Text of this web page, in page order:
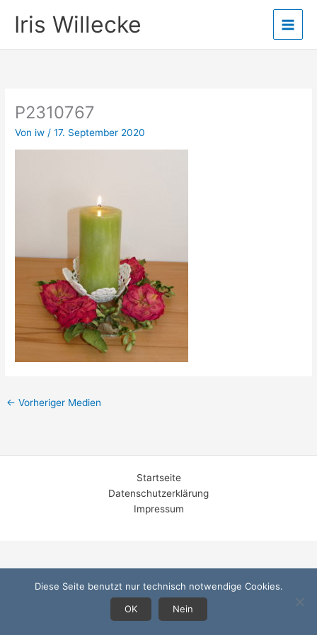
InhaltIris Willecke
P2310767
Von iw /17. September 2020
← Vorheriger Medien
Startseite
Datenschutzerklärung
Impressum
Diese Seite benutzt nur technisch notwendige Cookies.
OK
Nein